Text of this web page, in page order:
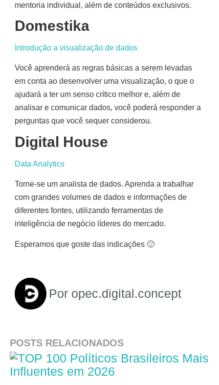
mentoria individual, além de conteúdos exclusivos.
Domestika
Introdução a visualização de dados
Você aprenderá as regras básicas a serem levadas
em conta ao desenvolver uma visualização, o que o
ajudará a ter um senso crítico melhor e, além de
analisar e comunicar dados, você poderá responder a
perguntas que você sequer considerou.
Digital House
Data Analytics
Torne-se um analista de dados. Aprenda a trabalhar
com grandes volumes de dados e informações de
diferentes fontes, utilizando ferramentas de
inteligência de negócio líderes do mercado.
Esperamos que goste das indicações 🙂
Por opec.digital.concept
POSTS RELACIONADOS